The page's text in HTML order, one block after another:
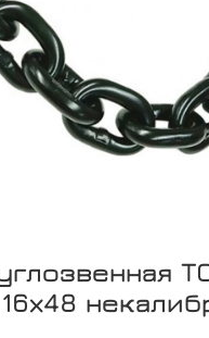
16х48